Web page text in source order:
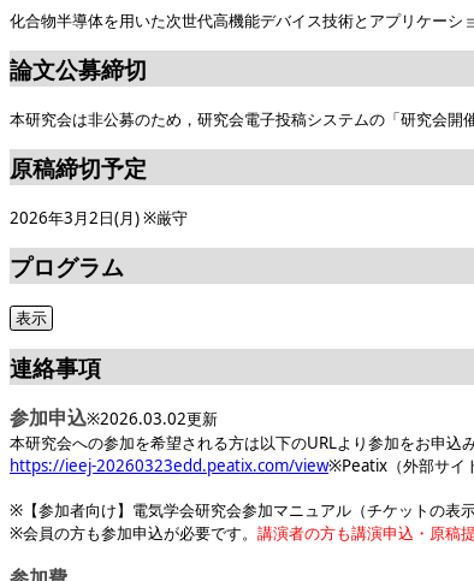
化合物半導体を用いた次世代高機能デバイス技術とアプリケー
論文公募締切
本研究会は非公募のため，研究会電子投稿システムの「研究会開
原稿締切予定
2026年3月2日(月) ※厳守
プログラム
連絡事項
参加申込※2026.03.02更新
本研究会への参加を希望される方は以下のURLより参加をお申込
https://ieej-20260323edd.peatix.com/view※Peatix（外部サイ
※【参加者向け】電気学会研究会参加マニュアル（チケットの表
※会員の方も参加申込が必要です。 講演者の方も講演申込・原稿